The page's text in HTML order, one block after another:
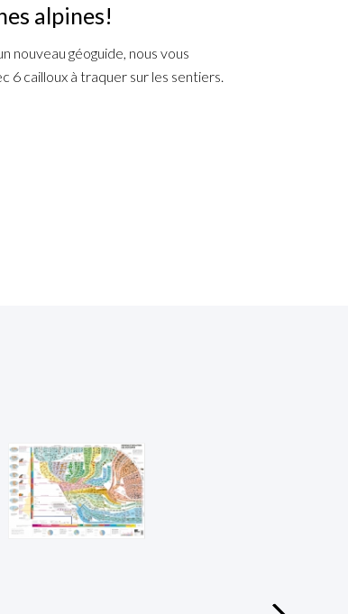
alpines!
nouveau géoguide, nous vous
6 cailloux à traquer sur les sentiers.